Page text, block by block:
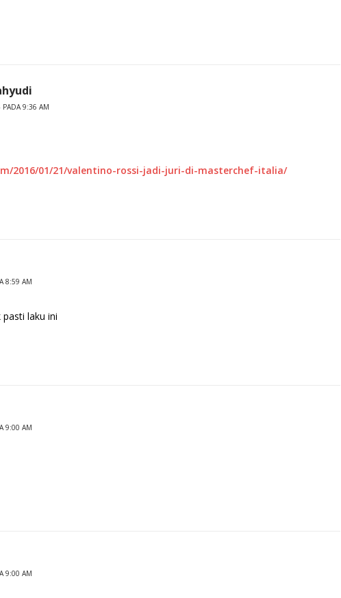
PADA 9:36 AM
2016/01/21/valentino-rossi-jadi-juri-di-masterchef-italia/
8:59 AM
laku ini
9:00 AM
9:00 AM